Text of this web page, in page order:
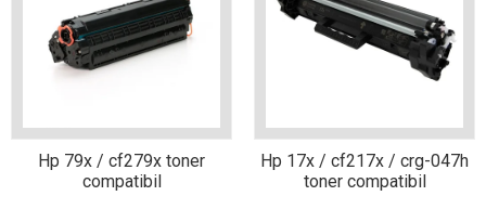
De ce vezi alte culori pe
hârtie decât pe monitor?
Metode neobișnuite de
împachetare a cadourilor
Hp 79x / cf279x toner
compatibil
Hp 17x / cf217x / crg-047h
toner compatibil